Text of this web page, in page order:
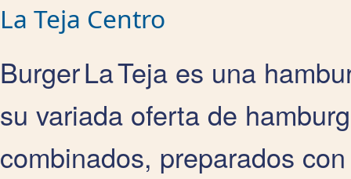
La Teja Centro
Burger La Teja es una
su variada oferta de
combinados, preparados